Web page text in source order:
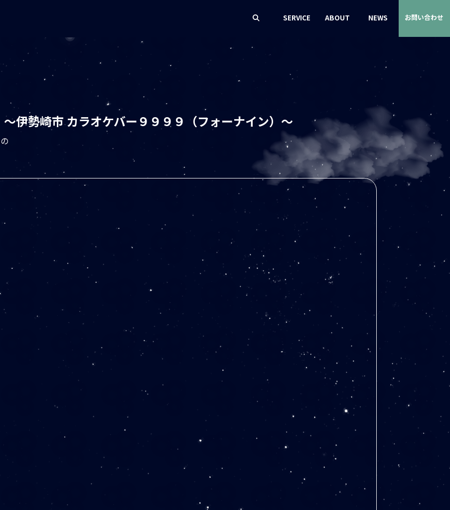
SERVICE ABOUT NEWS お問い合わせ
伊勢崎市 カラオケバー９９９９（フォーナイン）～